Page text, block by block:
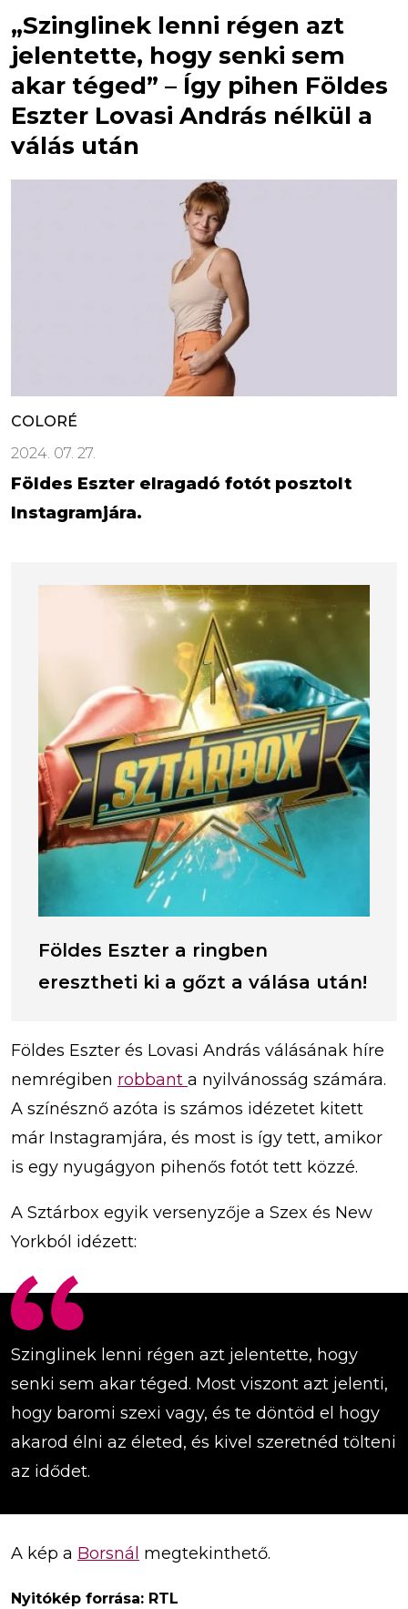
„Szinglinek lenni régen azt
jelentette, hogy senki sem
akar téged” – Így pihen Földes
Eszter Lovasi András nélkül a
válás után
COLORÉ
2024. 07. 27.
Földes Eszter elragadó fotót posztolt
Instagramjára.
Földes Eszter a ringben
eresztheti ki a gőzt a válása után!
Földes Eszter és Lovasi András válásának híre
nemrégiben robbant a nyilvánosság számára.
A színésznő azóta is számos idézetet kitett
már Instagramjára, és most is így tett, amikor
is egy nyugágyon pihenős fotót tett közzé.
A Sztárbox egyik versenyzője a Szex és New
Yorkból idézett:
Szinglinek lenni régen azt jelentette, hogy
senki sem akar téged. Most viszont azt jelenti,
hogy baromi szexi vagy, és te döntöd el hogy
akarod élni az életed, és kivel szeretnéd tölteni
az idődet.
A kép a Borsnál megtekinthető.
Nyitókép forrása: RTL